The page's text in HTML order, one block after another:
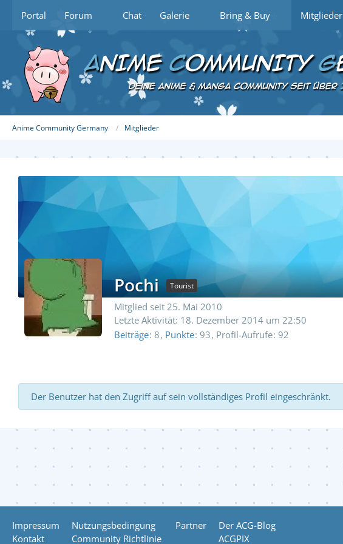
Portal Forum Chat Galerie Bring & Buy Mitglieder
Anime Community Germany Mitglieder
Pochi Tourist
Mitglied seit 25. Mai 2010
Letzte Aktivität: 18. Dezember 2014 um 22:50
Beiträge 8 Punkte 93 Profil-Aufrufe 92
Der Benutzer hat den Zugriff auf sein vollständiges Profil eingeschränkt.
Impressum
Kontakt
Nutzungsbedingung
Community Richtlinie
Partner
Der ACG-Blog
ACGPIX